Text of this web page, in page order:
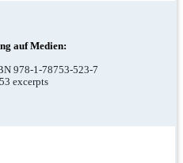
auf Medien:
978-1-78753-523-7
excerpts